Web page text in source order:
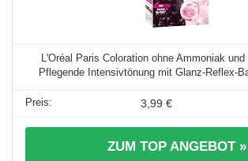
L'Oréal Paris Coloration ohne Ammoniak und
Pflegende Intensivtönung mit Glanz-Reflex-
3,99 €
ZUM TOP ANGEBOT »